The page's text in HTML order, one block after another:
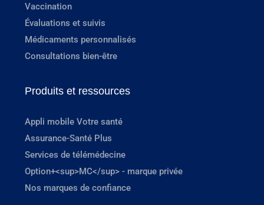
Vaccination
Évaluations et suivis
Médicaments personnalisés
Consultations bien-être
Produits et ressources
Appli mobile Votre santé
Assurance-Santé Plus
Services de télémédecine
Option+<sup>MC</sup> - marque privée
Nos marques de confiance